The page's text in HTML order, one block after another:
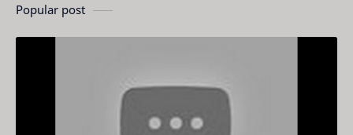
Popular post